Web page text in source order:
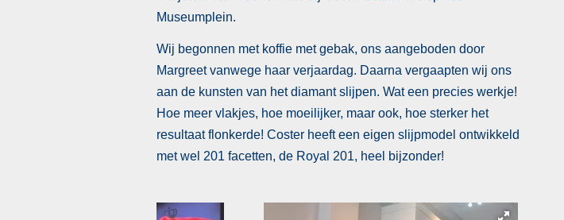
Museumplein.
Wij begonnen met koffie met gebak, ons aangeboden door
Margreet vanwege haar verjaardag. Daarna vergaapten wij ons
aan de kunsten van het diamant slijpen. Wat een precies werkje!
Hoe meer vlakjes, hoe moeilijker, maar ook, hoe sterker het
resultaat flonkerde! Coster heeft een eigen slijpmodel ontwikkeld
met wel 201 facetten, de Royal 201, heel bijzonder!